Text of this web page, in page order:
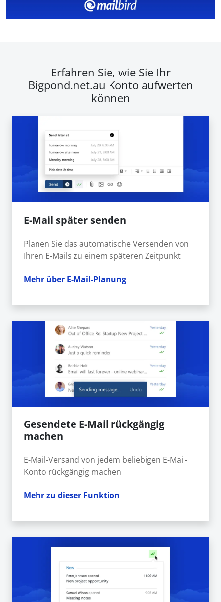
Erfahren Sie, wie Sie Ihr
Bigpond.net.au Konto aufwerten
können
E-Mail später senden
Planen Sie das automatische Versenden von
Ihren E-Mails zu einem späteren Zeitpunkt
Mehr über E-Mail-Planung
Gesendete E-Mail rückgängig
machen
E-Mail-Versand von jedem beliebigen E-Mail-
Konto rückgängig machen
Mehr zu dieser Funktion